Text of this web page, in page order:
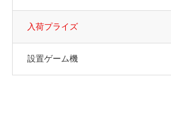
入荷プライズ
設置ゲーム機